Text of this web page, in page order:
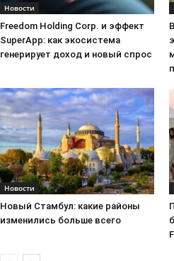
Новости
Freedom Holding Corp. и эффект
SuperApp: как экосистема
генерирует доход и новый спрос
Новости
Новый Стамбул: какие районы
изменились больше всего